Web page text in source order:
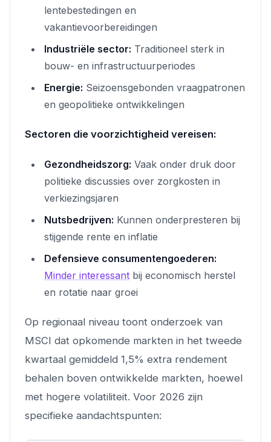
lentebestedingen en
vakantievoorbereidingen
Industriële sector: Traditioneel sterk in
bouw- en infrastructuurperiodes
Energie: Seizoensgebonden vraagpatronen
en geopolitieke ontwikkelingen
Sectoren die voorzichtigheid vereisen:
Gezondheidszorg: Vaak onder druk door
politieke discussies over zorgkosten in
verkiezingsjaren
Nutsbedrijven: Kunnen onderpresteren bij
stijgende rente en inflatie
Defensieve consumentengoederen:
Minder interessant bij economisch herstel
en rotatie naar groei
Op regionaal niveau toont onderzoek van
MSCI dat opkomende markten in het tweede
kwartaal gemiddeld 1,5% extra rendement
behalen boven ontwikkelde markten, hoewel
met hogere volatiliteit. Voor 2026 zijn
specifieke aandachtspunten: